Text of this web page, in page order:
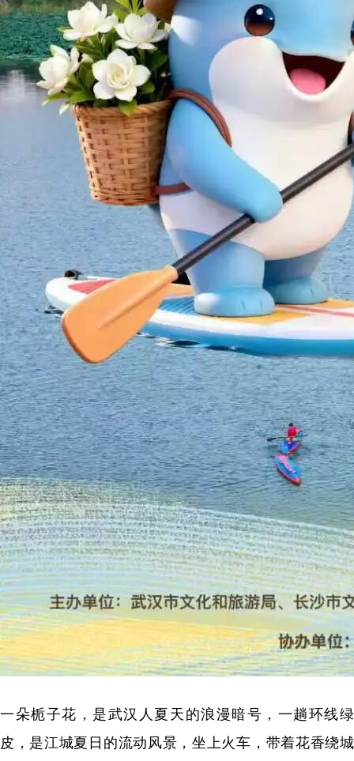
一朵栀子花，是武汉人夏天的浪漫暗号，一趟环线绿
皮，是江城夏日的流动风景，坐上火车，带着花香绕城